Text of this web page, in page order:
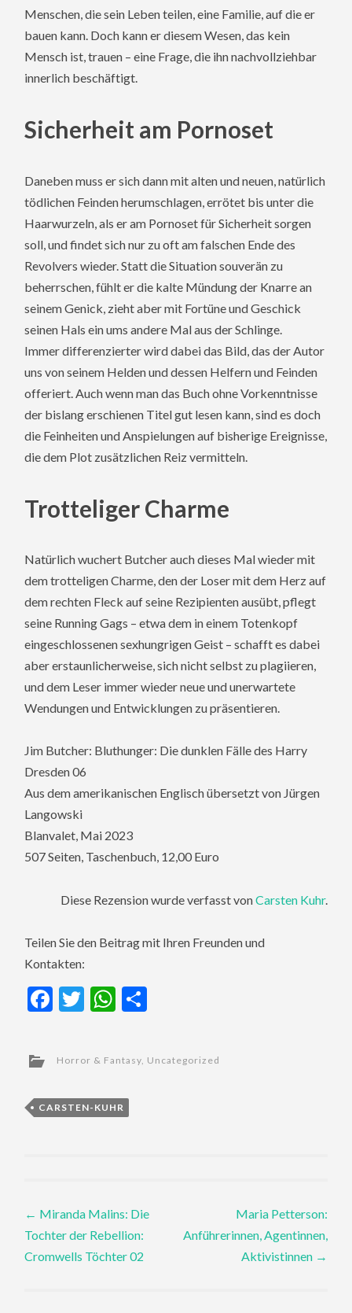
Menschen, die sein Leben teilen, eine Familie, auf die er
bauen kann. Doch kann er diesem Wesen, das kein
Mensch ist, trauen – eine Frage, die ihn nachvollziehbar
innerlich beschäftigt.
Sicherheit am Pornoset
Daneben muss er sich dann mit alten und neuen, natürlich
tödlichen Feinden herumschlagen, errötet bis unter die
Haarwurzeln, als er am Pornoset für Sicherheit sorgen
soll, und findet sich nur zu oft am falschen Ende des
Revolvers wieder. Statt die Situation souverän zu
beherrschen, fühlt er die kalte Mündung der Knarre an
seinem Genick, zieht aber mit Fortüne und Geschick
seinen Hals ein ums andere Mal aus der Schlinge.
Immer differenzierter wird dabei das Bild, das der Autor
uns von seinem Helden und dessen Helfern und Feinden
offeriert. Auch wenn man das Buch ohne Vorkenntnisse
der bislang erschienen Titel gut lesen kann, sind es doch
die Feinheiten und Anspielungen auf bisherige Ereignisse,
die dem Plot zusätzlichen Reiz vermitteln.
Trotteliger Charme
Natürlich wuchert Butcher auch dieses Mal wieder mit
dem trotteligen Charme, den der Loser mit dem Herz auf
dem rechten Fleck auf seine Rezipienten ausübt, pflegt
seine Running Gags – etwa dem in einem Totenkopf
eingeschlossenen sexhungrigen Geist – schafft es dabei
aber erstaunlicherweise, sich nicht selbst zu plagiieren,
und dem Leser immer wieder neue und unerwartete
Wendungen und Entwicklungen zu präsentieren.
Jim Butcher: Bluthunger: Die dunklen Fälle des Harry
Dresden 06
Aus dem amerikanischen Englisch übersetzt von Jürgen
Langowski
Blanvalet, Mai 2023
507 Seiten, Taschenbuch, 12,00 Euro
Diese Rezension wurde verfasst vonCarsten Kuhr.
Teilen Sie den Beitrag mit Ihren Freunden und
Kontakten:
Facebook
TwitterWhatsApp
Horror & Fantasy Uncategorized
CARSTEN-KUHR
Post
navigation
← Miranda Malins: Die
Tochter der Rebellion:
Cromwells Töchter 02
Maria Petterson:
Anführerinnen, Agentinnen,
Aktivistinnen →